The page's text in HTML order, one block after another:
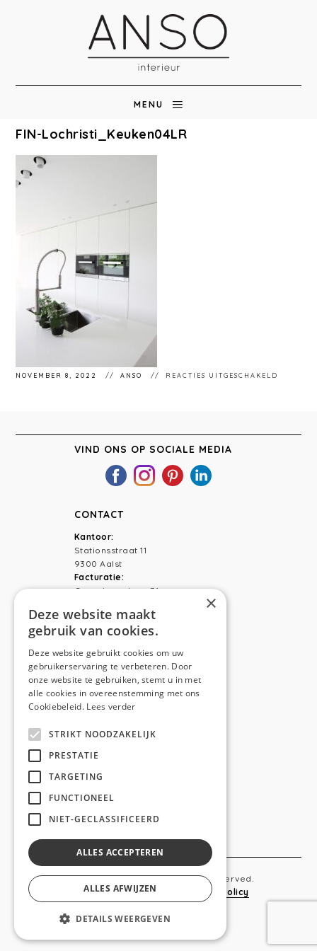
MENU
FIN-Lochristi_Keuken04LR
NOVEMBER 8, 2022 ANSO REACTIES UITGESCHAKELD
VIND ONS OP SOCIALE MEDIA
CONTACT
Kantoor:
Stationsstraat 11
9300 Aalst
Facturatie:
Capucienenlaan 31
Telefoon:0473 44 56 94
NAVIGATION
Home
Diensten
Realisaties
Copyright © 2019 Anso. All rights reserved.
Sitemap-Privacy Policy Cookie Policy
webdesigned by
×
Deze website maakt
gebruik van cookies.
Deze website gebruikt cookies om uw
gebruikerservaring te verbeteren. Door
onze website te gebruiken, stemt u in met
alle cookies in overeenstemming met ons
Cookiebeleid. Lees verder
STRIKT NOODZAKELIJK
PRESTATIE
TARGETING
FUNCTIONEEL
NIET-GECLASSIFICEERD
ALLES ACCEPTEREN
ALLES AFWIJZEN
DETAILS WEERGEVEN